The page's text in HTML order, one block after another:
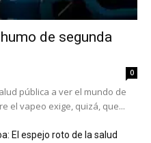
boletín diario y
del vapeo y la
tu correo
clipping and
vaping and
de segunda
0
pública a ver el mundo de
el vapeo exige, quizá, que...
El espejo roto de la salud